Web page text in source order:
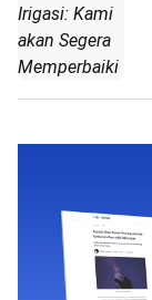
Irigasi: Kami
akan Segera
Memperbaiki